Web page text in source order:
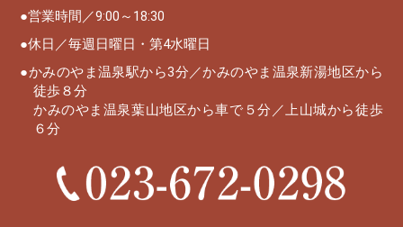
営業時間／9:00～18:30
休日／毎週日曜日・第4水曜日
かみのやま温泉駅から3分／かみのやま温泉新湯地区から
徒歩８分
かみのやま温泉葉山地区から車で５分／上山城から徒歩
６分